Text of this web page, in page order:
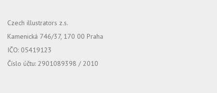
Czech illustrators z.s.
Kamenická 746/37, 170 00 Praha
IČO: 05419123
Číslo účtu: 2901089398 / 2010